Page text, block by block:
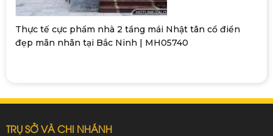
Thực tế cực phẩm nhà 2 tầng mái Nhật tân cổ điển
đẹp mãn nhãn tại Bắc Ninh | MH05740
TRỤ SỞ VÀ CHI NHÁNH